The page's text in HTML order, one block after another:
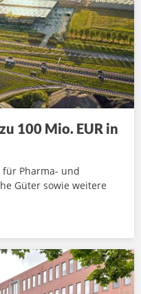
100 Mio. EUR in
Pharma- und
Güter sowie weitere